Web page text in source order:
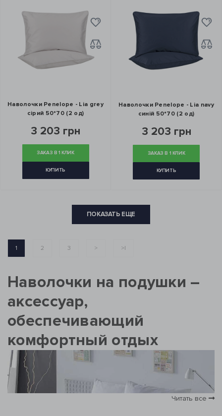
Наволочки Penelope - Lia grey
сірий 50*70 (2 од)
3 203 грн
ЗАКАЗ В 1 КЛИК
КУПИТЬ
Наволочки Penelope - Lia navy
синій 50*70 (2 од)
3 203 грн
ЗАКАЗ В 1 КЛИК
КУПИТЬ
ПОКАЗАТЬ ЕЩЕ
1 2 3 > >|
Наволочки на подушки –
аксессуар,
обеспечивающий
комфортный отдых
Читать все